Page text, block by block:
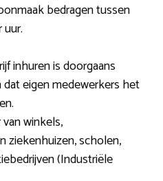
bedragen tussen
inhuren is doorgaans
dat eigen medewerkers het
winkels,
ziekenhuizen, scholen,
(Industriële